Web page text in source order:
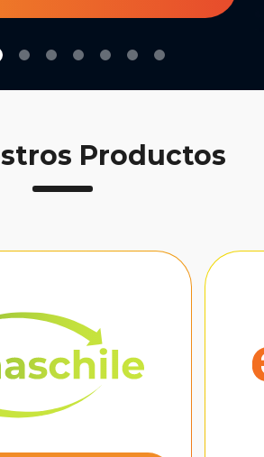
Productos